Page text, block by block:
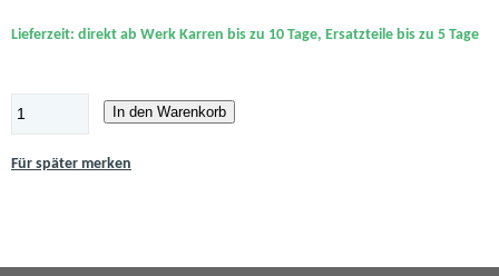
Lieferzeit: direkt ab Werk Karren bis zu 10 Tage, Ersatzteile bis zu 5 Tage
In den Warenkorb
Für später merken